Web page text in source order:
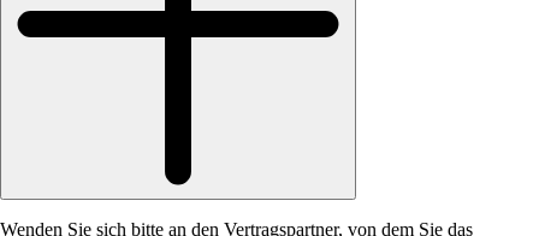
Wenden Sie sich bitte an den Vertragspartner, von dem Sie das